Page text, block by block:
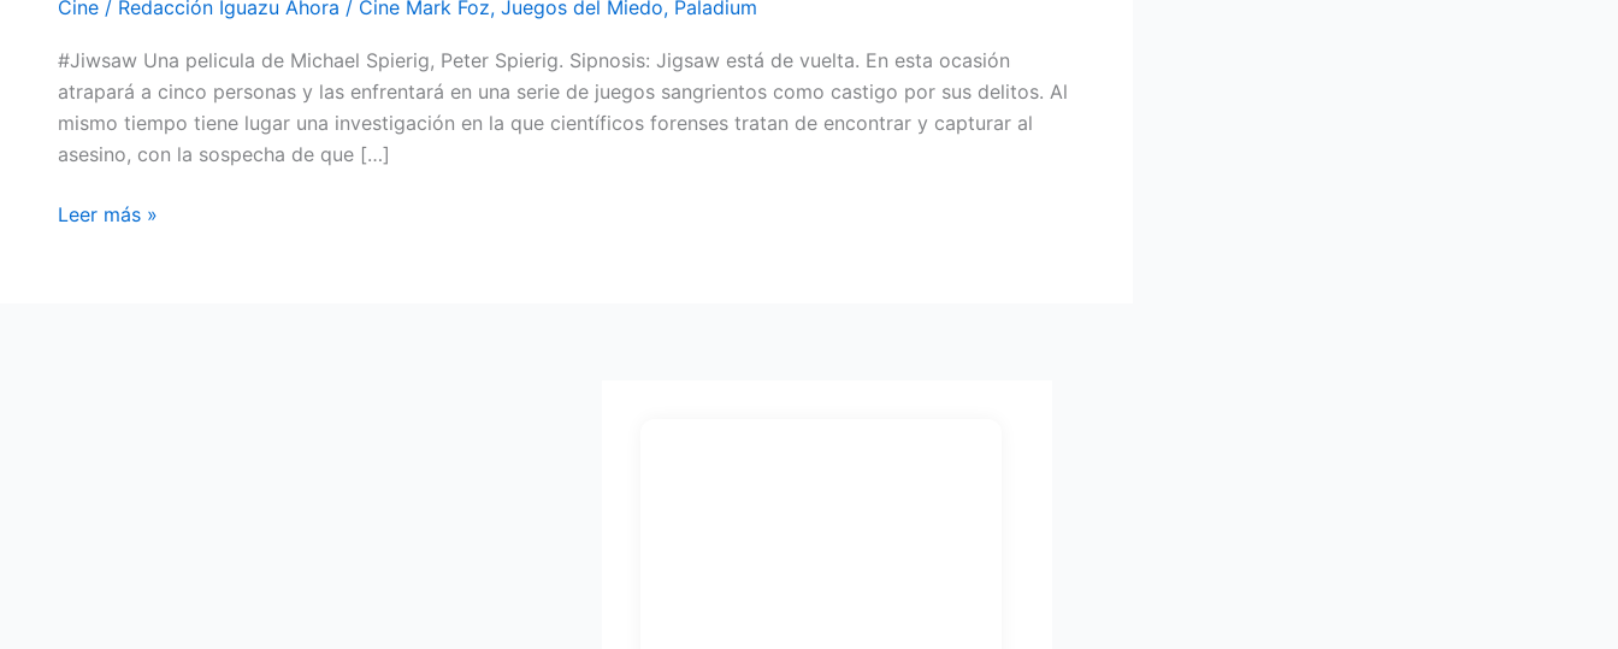
Cine / Redacción Iguazu Ahora / Cine Mark Foz, Juegos del Miedo, Paladium
#Jiwsaw Una pelicula de Michael Spierig, Peter Spierig. Sipnosis: Jigsaw está de vuelta. En esta ocasión
atrapará a cinco personas y las enfrentará en una serie de juegos sangrientos como castigo por sus delitos. Al
mismo tiempo tiene lugar una investigación en la que científicos forenses tratan de encontrar y capturar al
asesino, con la sospecha de que […]
FOZ
DO
IGUAZU
Leer más »